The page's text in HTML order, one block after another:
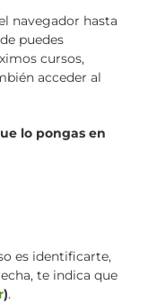
navegador hasta
puedes
cursos,
acceder al
lo pongas en
es identificarte,
te indica que
).